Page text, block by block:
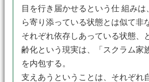
目を行き届かせるという仕 組み
ら寄り添っている状態とは似て非
それぞれ依存しあっている状態、
齢化という現実は、「スクラム家
を内包する。
支えあうということは、それぞれ